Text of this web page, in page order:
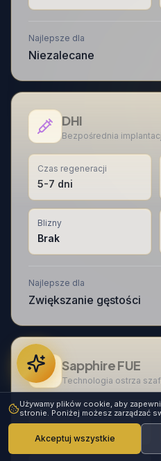
Używamy plików cookie, aby
stronie. Poniżej możesz zarządzać
Akceptuj wszystkie
Najlepsze dla
Niezalecane
DHI
Bezpośrednia
Czas regeneracji
5-7 dni
Blizny
Brak
Najlepsze dla
Zwiększanie gęstości
Sapphire FUE
Technologia ostrza
Czas regeneracji